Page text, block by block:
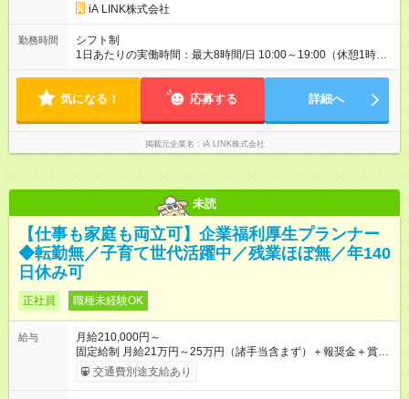
※2025年実績：3ヶ月 【試用期間】試用期間あり 試用期間の長
さ：3ヶ月 雇用形態、給与は本採用時と同じです。
iA LINK株式会社
勤務時間
シフト制
1日あたりの実働時間：最大8時間/日 10:00～19:00（休憩1時
間）
気になる！ 応募する 詳細へ
掲載元企業名 iA LINK株式会社
未読
【仕事も家庭も両立可】企業福利厚生プランナー
◆転勤無／子育て世代活躍中／残業ほぼ無／年140
日休み可
正社員 職種未経験OK
給与
月給210,000円～
固定給制 月給21万円～25万円（諸手当含まず）＋報奨金＋賞与
年2回 ※能力により異なる。 ★平均月収46万7000円（2024年度
実績） ※上記には賞与は含まれていません。 ◆入社前に行なわ
交通費別途支給あり